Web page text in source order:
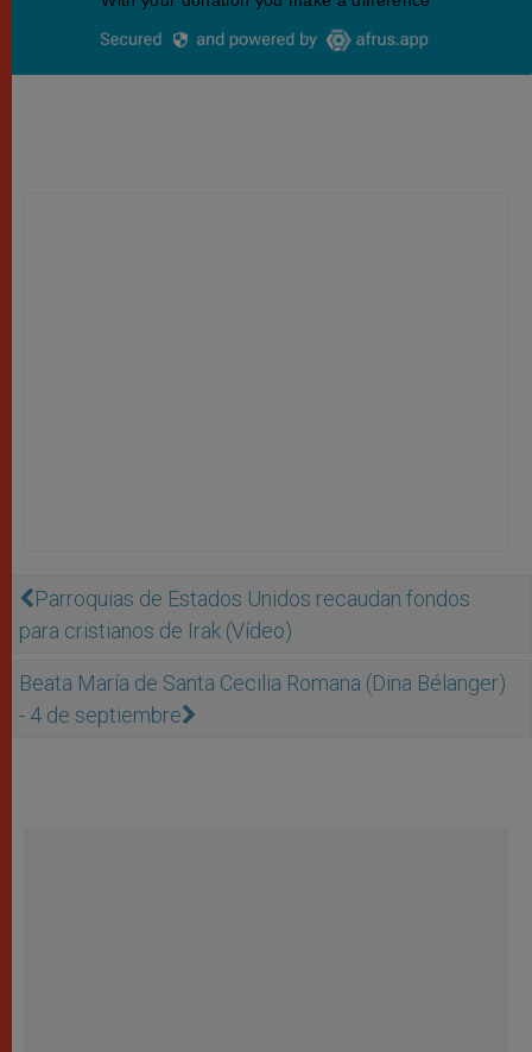
Parroquias de Estados Unidos recaudan fondos
para cristianos de Irak (Vídeo)
Beata María de Santa Cecilia Romana (Dina Bélanger)
- 4 de septiembre